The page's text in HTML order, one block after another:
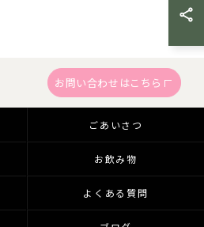
お問い合わせはこちら
ごあいさつ
お飲み物
よくある質問